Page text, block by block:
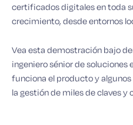
certificados digitales en toda
crecimiento, desde entornos
Vea esta demostración bajo
ingeniero sénior de soluciones
funciona el producto y
la gestión de miles de claves y